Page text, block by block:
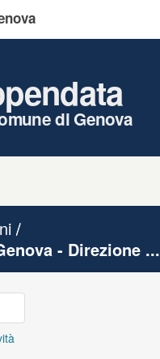
di Genova
- Direzione ...